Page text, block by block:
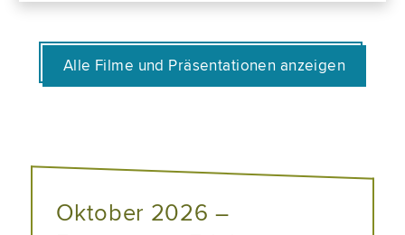
Alle Filme und Präsentationen anzeigen
Oktober 2026 –